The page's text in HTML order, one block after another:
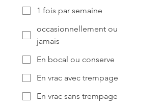
1 fois par semaine
occasionnellement ou
jamais
En bocal ou conserve
En vrac avec trempage
En vrac sans trempage